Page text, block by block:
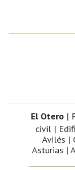
El Otero |
civil |
Avilés |
Asturias |